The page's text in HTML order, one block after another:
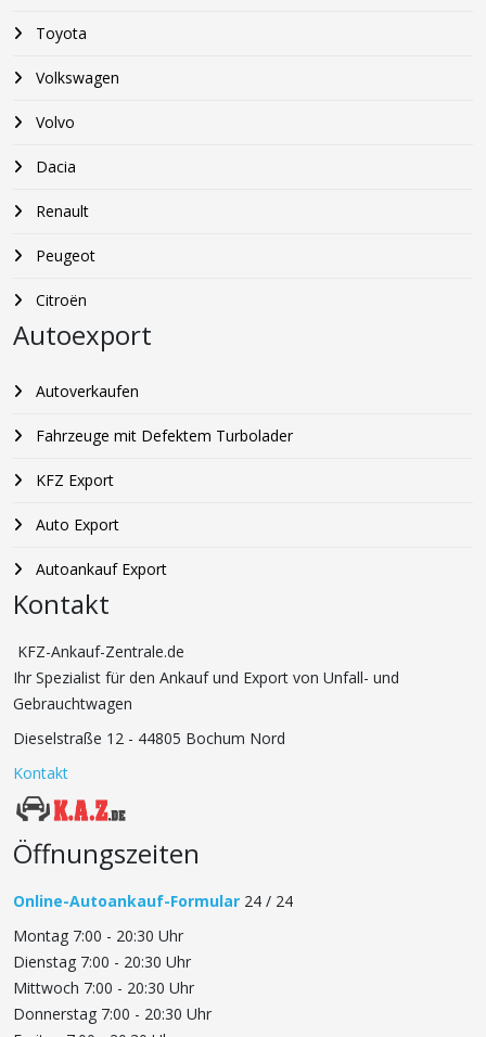
Toyota
Volkswagen
Volvo
Dacia
Renault
Peugeot
Citroën
Autoexport
Autoverkaufen
Fahrzeuge mit Defektem Turbolader
KFZ Export
Auto Export
Autoankauf Export
Kontakt
KFZ-Ankauf-Zentrale.de
Ihr Spezialist für den Ankauf und Export von Unfall- und
Gebrauchtwagen
Dieselstraße 12 - 44805 Bochum Nord
Kontakt
Öffnungszeiten
Online-Autoankauf-Formular 24 / 24
Montag 7:00 - 20:30 Uhr
Dienstag 7:00 - 20:30 Uhr
Mittwoch 7:00 - 20:30 Uhr
Donnerstag 7:00 - 20:30 Uhr